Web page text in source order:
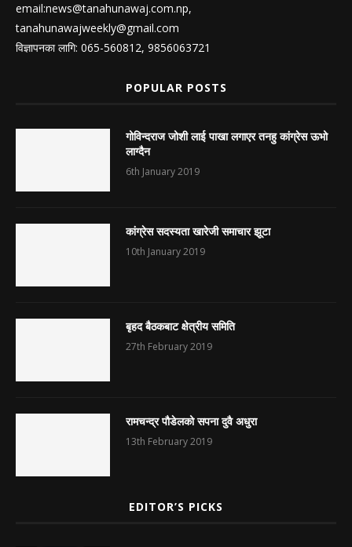
email:news@tanahunawaj.com.np,
tanahunawajweekly@gmail.com
विज्ञापनका लागि: 065-560812, 9856063721
POPULAR POSTS
गोविन्दराज जोशी लाई पाखा लगाएर तनहु कांग्रेस ऊभो
लाग्दैन
6th January 2019
कांग्रेस सदस्यता खारेजी समाचार झूटा
10th January 2019
बृहद बैठकबाट क्षेत्रीय समिति
27th February 2019
रामचन्द्र पौडेलको सपना दुवै अधुरा
13th February 2019
EDITOR’S PICKS